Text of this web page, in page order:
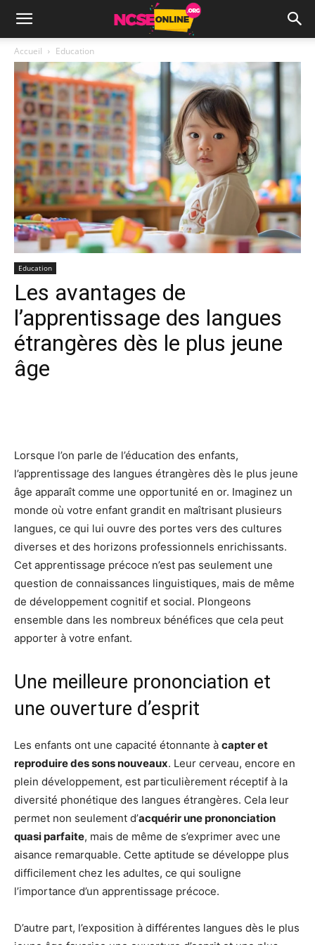
Accueil Education
Education
Les avantages de
l’apprentissage des langues
étrangères dès le plus jeune
âge
Lorsque l’on parle de l’éducation des enfants,
l’apprentissage des langues étrangères dès le plus jeune
âge apparaît comme une opportunité en or. Imaginez un
monde où votre enfant grandit en maîtrisant plusieurs
langues, ce qui lui ouvre des portes vers des cultures
diverses et des horizons professionnels enrichissants.
Cet apprentissage précoce n’est pas seulement une
question de connaissances linguistiques, mais de même
de développement cognitif et social. Plongeons
ensemble dans les nombreux bénéfices que cela peut
apporter à votre enfant.
Une meilleure prononciation et
une ouverture d’esprit
Les enfants ont une capacité étonnante à capter et
reproduire des sons nouveaux. Leur cerveau, encore en
plein développement, est particulièrement réceptif à la
diversité phonétique des langues étrangères. Cela leur
permet non seulement d’acquérir une prononciation
quasi parfaite, mais de même de s’exprimer avec une
aisance remarquable. Cette aptitude se développe plus
difficilement chez les adultes, ce qui souligne
l’importance d’un apprentissage précoce.
D’autre part, l’exposition à différentes langues dès le plus